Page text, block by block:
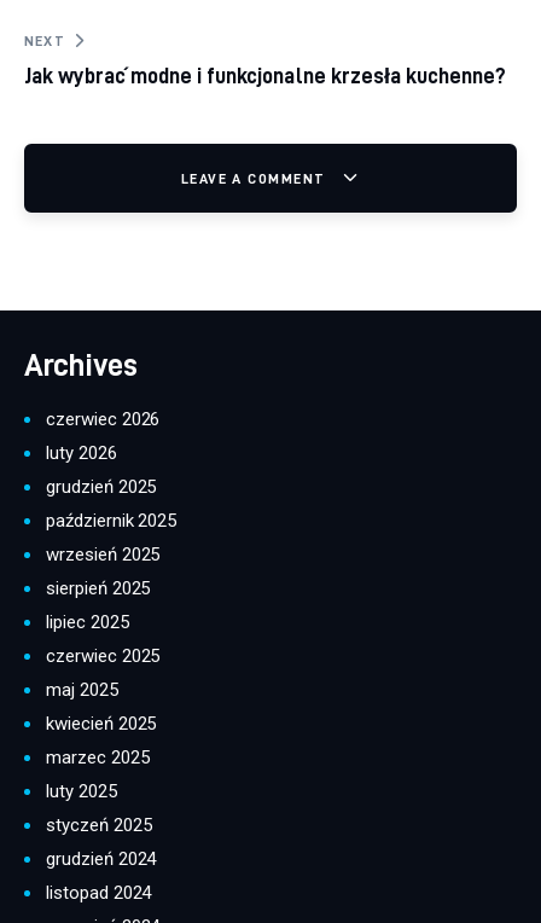
NEXT
Jak wybrać modne i funkcjonalne krzesła kuchenne?
LEAVE A COMMENT
Archives
czerwiec 2026
luty 2026
grudzień 2025
październik 2025
wrzesień 2025
sierpień 2025
lipiec 2025
czerwiec 2025
maj 2025
kwiecień 2025
marzec 2025
luty 2025
styczeń 2025
grudzień 2024
listopad 2024